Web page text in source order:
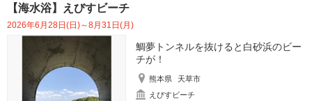
【海水浴】えびすビーチ
2026年6月28日(日)～8月31日(月)
鯛夢トンネルを抜けると白砂浜のビー
チが！
熊本県
天草市
えびすビーチ